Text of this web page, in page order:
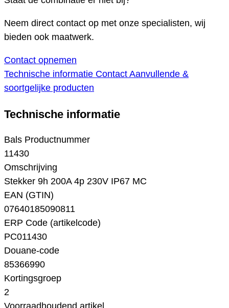
Neem direct contact op met onze specialisten, wij
bieden ook maatwerk.
Contact opnemen
Technische informatie Contact Aanvullende &
soortgelijke producten
Technische informatie
Bals Productnummer
11430
Omschrijving
Stekker 9h 200A 4p 230V IP67 MC
EAN (GTIN)
07640185090811
ERP Code (artikelcode)
PC011430
Douane-code
85366990
Kortingsgroep
2